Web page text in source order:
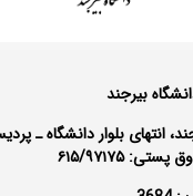
بیرجند
انتهای بلوار دانشگاه ـ
۶۱۵/۹۷۱۷۵